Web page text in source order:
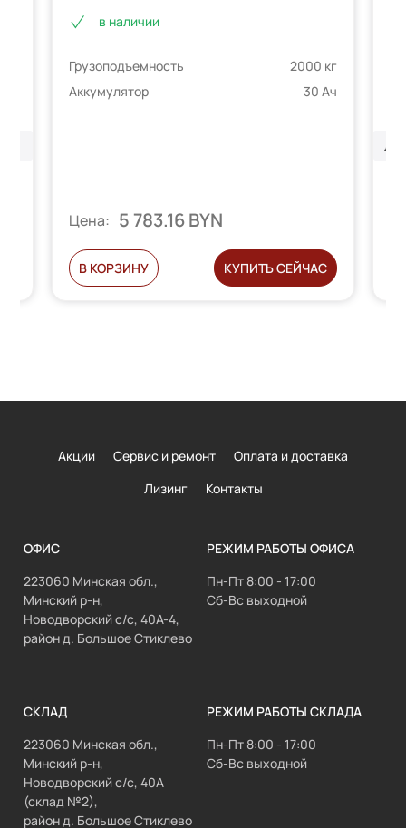
в наличии
Грузоподъемность
2000 кг
Аккумулятор
30 Ач
Цена: 5 783.16 BYN
В КОРЗИНУ КУПИТЬ СЕЙЧАС
Акции Сервис и ремонт
Оплата и доставка
Лизинг
Контакты
ОФИС
223060 Минская обл.,
Минский р-н,
Новодворский с/с, 40А-4,
район д. Большое Стиклево
РЕЖИМ РАБОТЫ ОФИСА
Пн-Пт 8:00 - 17:00
Сб-Вс выходной
СКЛАД
223060 Минская обл.,
Минский р-н,
Новодворский с/с, 40А
(склад №2),
район д. Большое Стиклево
РЕЖИМ РАБОТЫ СКЛАДА
Пн-Пт 8:00 - 17:00
Сб-Вс выходной